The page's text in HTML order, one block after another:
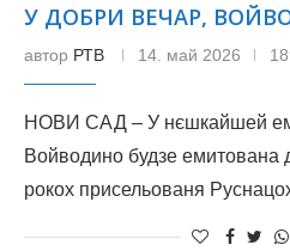
У ДОБРИ ВЕЧАР,
автор РТВ 14. май 2026
НОВИ САД – У нєшкайшей
Войводино будзе емитована
рокох присельованя